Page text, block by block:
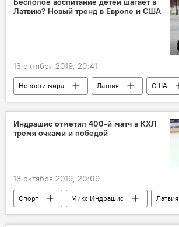
Латвию? Новый тренд в Европе и США
13 октября 2019, 20:41
Новости мира Латвия
США
Европа
Индрашис отметил 400-й матч в КХЛ
тремя очками и победой
13 октября 2019, 20:09
Спорт Микс Индрашис Латвия